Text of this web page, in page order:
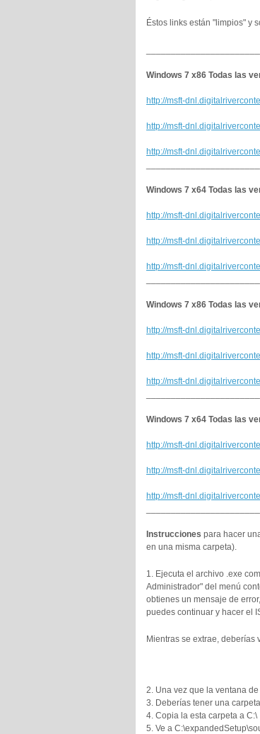
Éstos links están "limpios" y
Windows 7 x86 Todas las
http://msft-
http://msft-
http://msft-
Windows 7 x64 Todas las
http://msft-
http://msft-
http://msft-
Windows 7 x86 Todas las
http://msft-
http://msft-
http://msft-
Windows 7 x64 Todas las
http://msft-
http://msft-
http://msft-
Instrucciones para hacer
en una misma carpeta).
1. Ejecuta el archivo .exe
Administrador" del menú
obtienes un mensaje de
puedes continuar y hacer el
Mientras se extrae, deberías
2. Una vez que la ventana
3. Deberías tener una
4. Copia la esta carpeta a C:\
5. Ve a